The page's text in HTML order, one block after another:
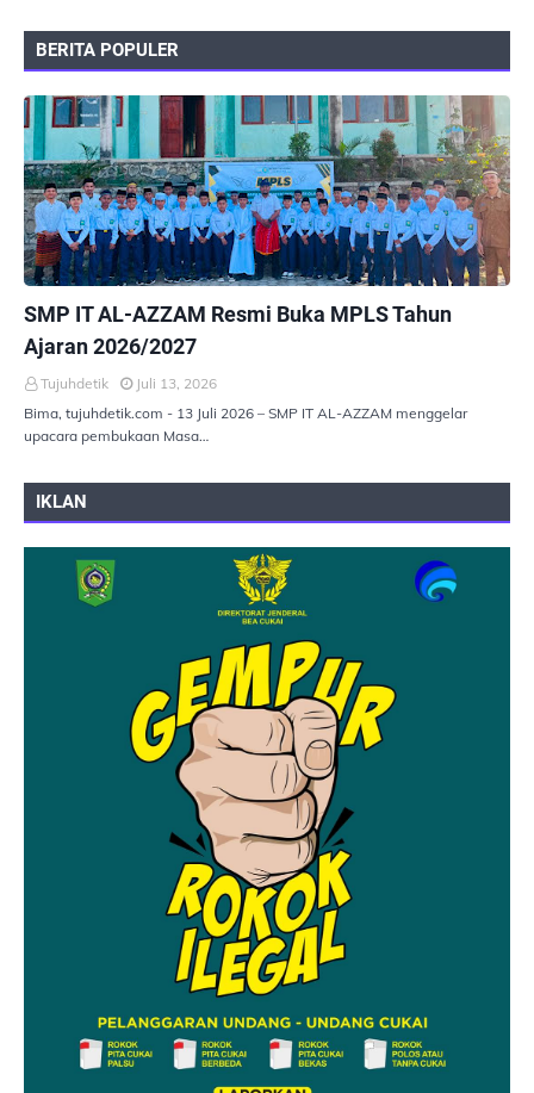
BERITA POPULER
SMP IT AL-AZZAM Resmi Buka MPLS Tahun
Ajaran 2026/2027
Tujuhdetik
Juli 13, 2026
Bima, tujuhdetik.com - 13 Juli 2026 – SMP IT AL-AZZAM menggelar
upacara pembukaan Masa…
IKLAN